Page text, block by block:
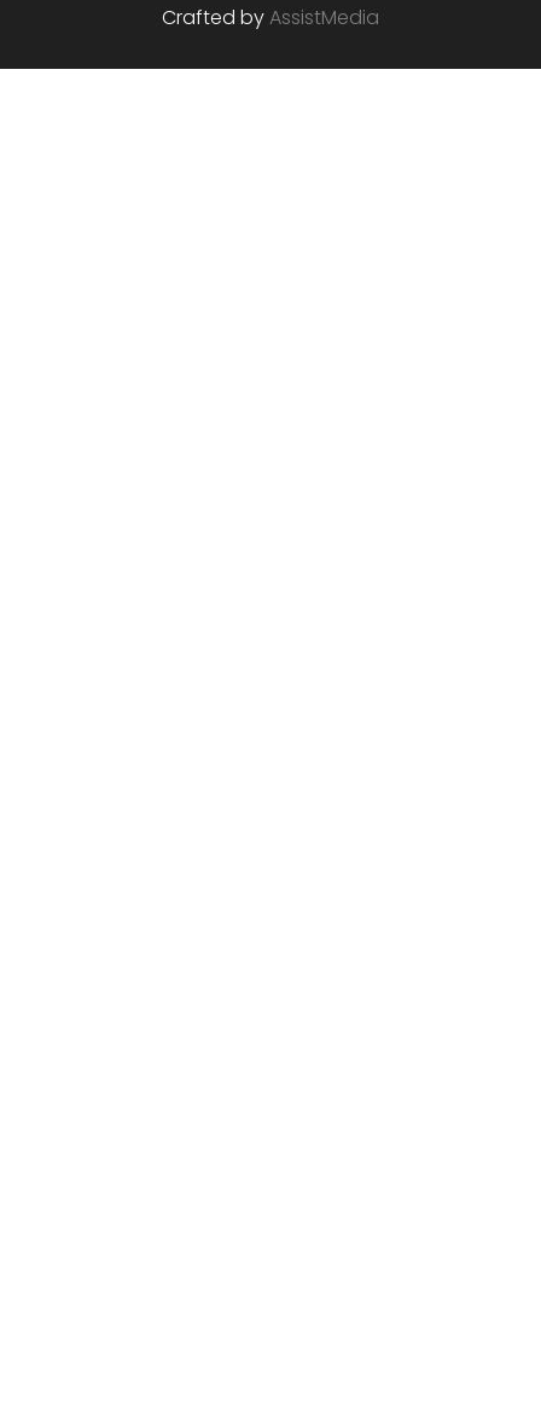
Crafted byAssistMedia